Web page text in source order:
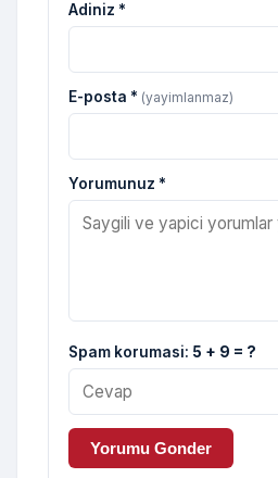
Adiniz *
E-posta * (yayimlanmaz)
Yorumunuz *
Spam korumasi: 5 + 9 = ?
Yorumu Gonder